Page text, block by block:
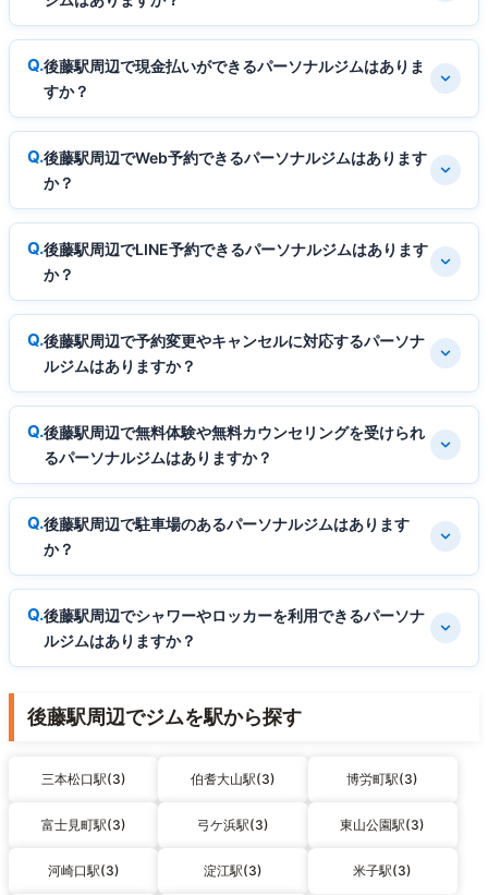
後藤駅周辺で現金払いができるパーソナルジムはありま
すか？
後藤駅周辺でWeb予約できるパーソナルジムはあります
か？
後藤駅周辺でLINE予約できるパーソナルジムはあります
か？
後藤駅周辺で予約変更やキャンセルに対応するパーソナ
ルジムはありますか？
後藤駅周辺で無料体験や無料カウンセリングを受けられ
るパーソナルジムはありますか？
後藤駅周辺で駐車場のあるパーソナルジムはあります
か？
後藤駅周辺でシャワーやロッカーを利用できるパーソナ
ルジムはありますか？
後藤駅周辺でジムを駅から探す
三本松口駅(3) 伯耆大山駅(3) 博労町駅(3)
富士見町駅(3) 弓ケ浜駅(3) 東山公園駅(3)
河崎口駅(3) 淀江駅(3) 米子駅(3)